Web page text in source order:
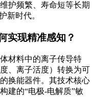
护频繁、寿命短等长期
新时代。
实现精准感知？
材料中的离子传导特
、离子活度）转换为可
换能器件。其技术核心
建的“电极-电解质”敏